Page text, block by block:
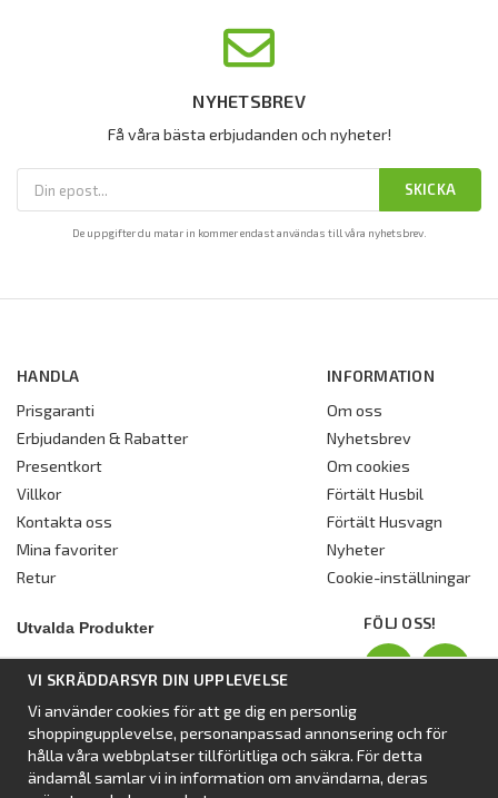
NYHETSBREV
Få våra bästa erbjudanden och nyheter!
SKICKA
De uppgifter du matar in kommer endast användas till våra nyhetsbrev.
HANDLA
Prisgaranti
Erbjudanden & Rabatter
Presentkort
Villkor
Kontakta oss
Mina favoriter
Retur
INFORMATION
Om oss
Nyhetsbrev
Om cookies
Förtält Husbil
Förtält Husvagn
Nyheter
Cookie-inställningar
Utvalda Produkter
Dometic Stuga Rest
Isabellas Året runt tält Villa
Förtält från Dometic
Förtält Isabella
FÖLJ OSS!
VI SKRÄDDARSYR DIN UPPLEVELSE
Vi använder cookies för att ge dig en personlig
shoppingupplevelse, personanpassad annonsering och för
hålla våra webbplatser tillförlitliga och säkra. För detta
ändamål samlar vi in information om användarna, deras